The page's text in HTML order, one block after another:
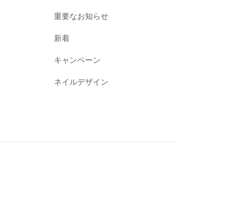
重要なお知らせ
新着
キャンペーン
ネイルデザイン